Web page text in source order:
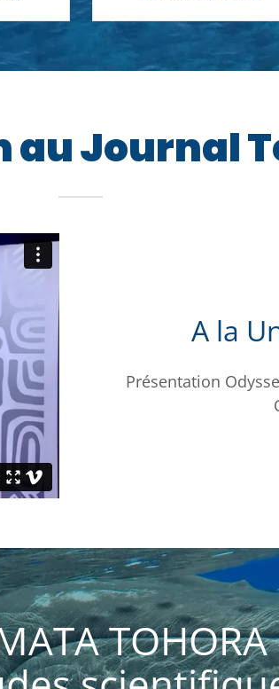
au Journal
A la
Présentation
TOHORA